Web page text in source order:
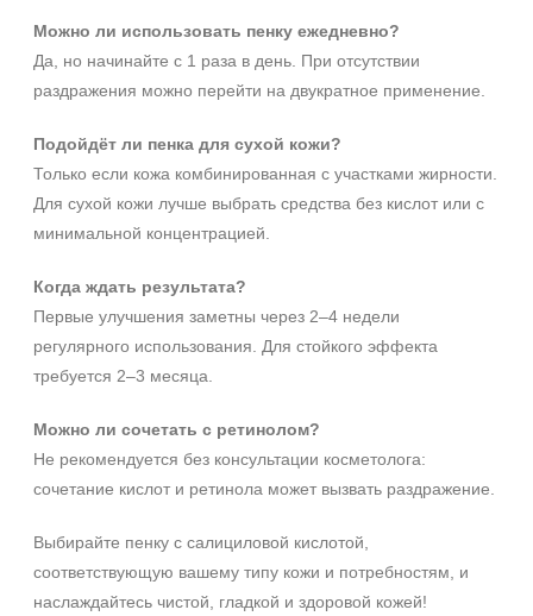
Можно ли использовать пенку ежедневно?
Да, но начинайте с 1 раза в день. При отсутствии
раздражения можно перейти на двукратное применение.
Подойдёт ли пенка для сухой кожи?
Только если кожа комбинированная с участками жирности.
Для сухой кожи лучше выбрать средства без кислот или с
минимальной концентрацией.
Когда ждать результата?
Первые улучшения заметны через 2–4 недели
регулярного использования. Для стойкого эффекта
требуется 2–3 месяца.
Можно ли сочетать с ретинолом?
Не рекомендуется без консультации косметолога:
сочетание кислот и ретинола может вызвать раздражение.
Выбирайте пенку с салициловой кислотой,
соответствующую вашему типу кожи и потребностям, и
наслаждайтесь чистой, гладкой и здоровой кожей!